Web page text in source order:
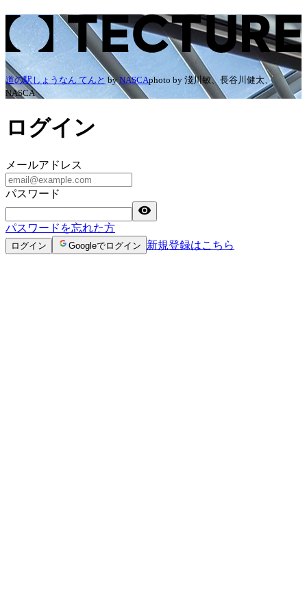
道の駅しょうなん てんと by NASCAphoto by 淺川敏、長谷川健太、
NASCA
ログイン
メールアドレス
パスワード
パスワードを忘れた方
ログイン Googleでログイン 新規登録はこちら